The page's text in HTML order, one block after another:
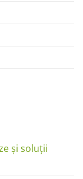
și soluții